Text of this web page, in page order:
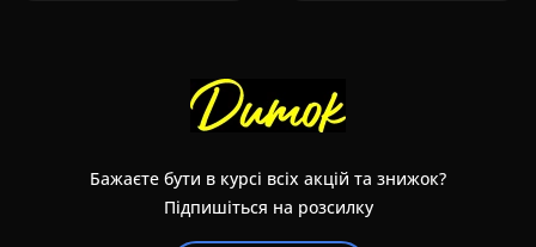
Бажаєте бути в курсі всіх акцій та знижок?
Підпишіться на розсилку